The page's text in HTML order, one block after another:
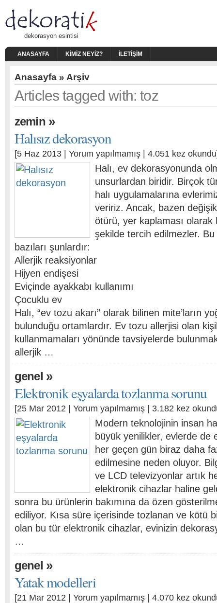
dekorasyon esintisi
ANASAYFA KIMIZ NEYIZ? İLETIŞIM
Anasayfa » Arşiv
Articles tagged with: toz
zemin»
Halısız dekorasyon
[5 Haz 2013 | Yorum yapılmamış | 4.051 kez
Halı, ev dekorasyonunda
unsurlardan biridir. Birçok
halı uygulamalarına
veririz. Ancak, bazen
ötürü, yer kaplaması olarak
şekilde tercih edilmezler.
bazıları şunlardır:
Allerjik reaksiyonlar
Hijyen endişesi
Eviçinde ayakkabı kullanımı
Çocuklu ev
Halı, “ev tozu akarı” olarak bilinen mite’ların
bulunduğu ortamlardır. Ev tozu allerjisi olan
kullanmamaları yönünde tavsiyelerde
allerjik …
genel »
Elektronik eşyalarda tozlanma sorunu
[25 Mar 2012 | Yorum yapılmamış | 3.182 kez
Modern teknolojinin insan
büyük yenilikler, evlerde de
her geçen gün biraz daha
edilmesine neden oluyor.
ve LCD televizyonlar artık
elektronik cihazlar haline
sonra bu ürünlerin bakımına da özen
ediliyor. Kısa süre içerisinde tozlanan ve kötü
olan bu tür elektronik cihazlar, evinizin
…
genel »
Yatak modelleri
[21 Mar 2012 | Yorum yapılmamış | 4.070 kez